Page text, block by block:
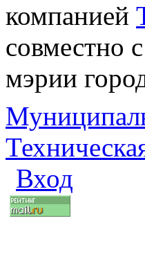
компанией
совместно
мэрии
Вход